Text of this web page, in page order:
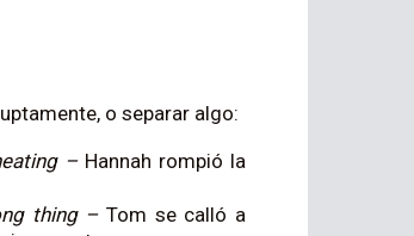
o separar algo:
– Hannah rompió la
thing – Tom se calló a